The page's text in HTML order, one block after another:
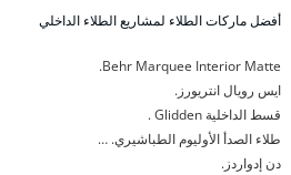
أفضل ماركات الطلاء لمشاريع الطلاء الداخلي
Behr Marquee Interior Matte.
ايس رويال انتريورز.
قسط الداخلية Glidden .
طلاء الصدأ الأوليوم الطباشيري. …
دن إدواردز.